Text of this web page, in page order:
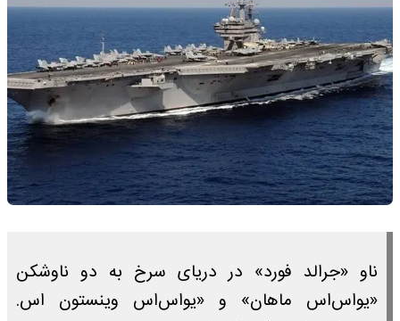
ناو «جرالد فورد» در دریای سرخ به دو ناوشکن
«یواس‌اس ماهان» و «یواس‌اس وینستون اس.